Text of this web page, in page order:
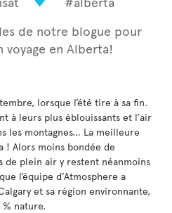
de notre blogue pour
en Alberta!
lorsque l’été tire à sa fin.
à leurs plus éblouissants et l’air
les montagnes… La meilleure
! Alors moins bondée de
de plein air y restent néanmoins
l’équipe d’Atmosphere a
et sa région environnante,
nature.